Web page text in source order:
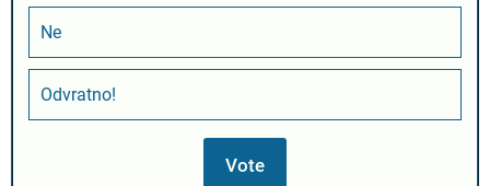
Ne
Odvratno!